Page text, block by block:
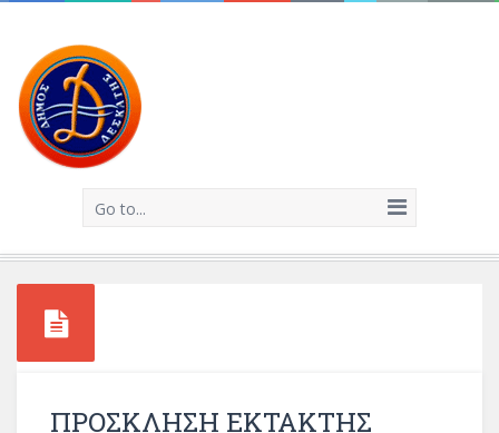
Go to...
ΠΡΟΣΚΛΗΣΗ ΕΚΤΑΚΤΗΣ